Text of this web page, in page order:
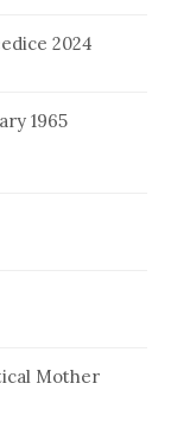
2024
1965
Mother